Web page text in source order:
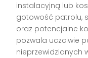
instalacyjną lub
gotowość patrolu,
oraz potencjalne
pozwala uczciwie
nieprzewidzianych